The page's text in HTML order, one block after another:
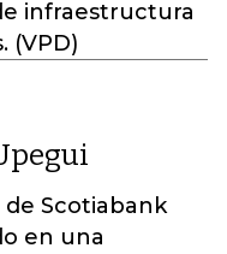
infraestructura
(VPD)
Scotiabank
en una